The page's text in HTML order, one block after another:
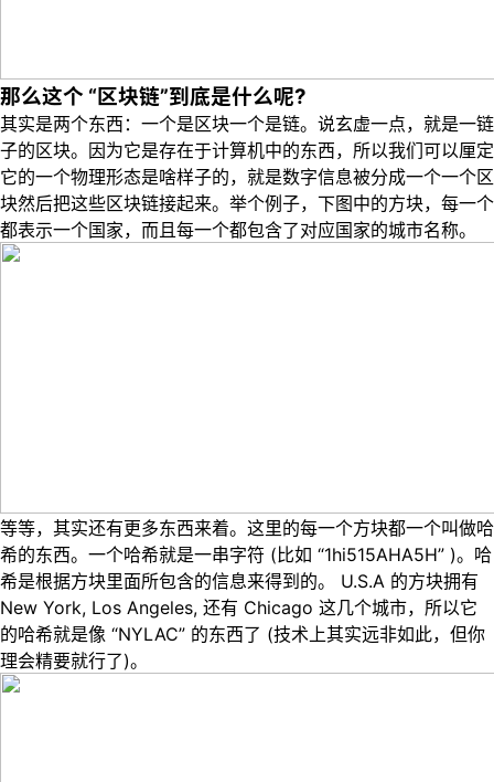
那么这个 “区块链”到底是什么呢?
其实是两个东西：一个是区块一个是链。说玄虚一点，就是一链
子的区块。因为它是存在于计算机中的东西，所以我们可以厘定
它的一个物理形态是啥样子的，就是数字信息被分成一个一个区
块然后把这些区块链接起来。举个例子，下图中的方块，每一个
都表示一个国家，而且每一个都包含了对应国家的城市名称。
等等，其实还有更多东西来着。这里的每一个方块都一个叫做哈
希的东西。一个哈希就是一串字符 (比如 “1hi515AHA5H” )。哈
希是根据方块里面所包含的信息来得到的。 U.S.A 的方块拥有
New York, Los Angeles, 还有 Chicago 这几个城市，所以它
的哈希就是像 “NYLAC” 的东西了 (技术上其实远非如此，但你
理会精要就行了)。